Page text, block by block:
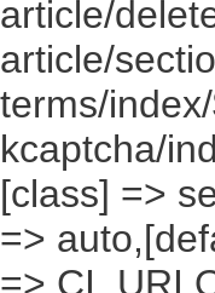
article/
article/
terms/
kcaptcha/
[class] =>
=>
=> CI_URI